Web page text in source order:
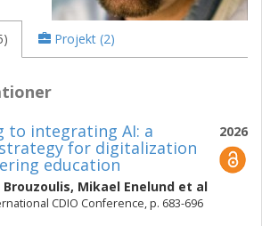
Projekt (2)
2026
to integrating AI: a
for digitalization
education
Brouzoulis, Mikael Enelund et al
CDIO Conference, p. 683-696